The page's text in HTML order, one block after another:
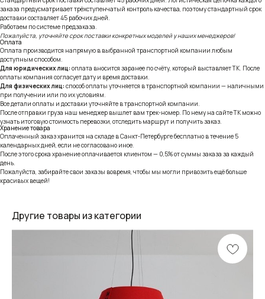
заказа предусматривает трёхступенчатый контроль качества, поэтому стандартный срок
доставки составляет 45 рабочих дней.
Работаем по системе предзаказа.
Пожалуйста, уточняйте срок поставки конкретных моделей у наших менеджеров!
Оплата
Оплата производится напрямую в выбранной транспортной компании любым
доступным способом.
Для юридических лиц: оплата вносится заранее по счёту, который выставляет ТК. После
оплаты компания согласует дату и время доставки.
Для физических лиц: способ оплаты уточняется в транспортной компании — наличными
при получении или по их условиям.
Все детали оплаты и доставки уточняйте в транспортной компании.
После отправки груза наш менеджер вышлет вам трек-номер. По нему на сайте ТК можно
узнать итоговую стоимость перевозки, отследить маршрут и получить заказ.
Хранение товара
Оплаченный заказ хранится на складе в Санкт-Петербурге бесплатно в течение 5
календарных дней, если не согласовано иное.
После этого срока хранение оплачивается клиентом — 0,5% от суммы заказа за каждый
день.
Пожалуйста, забирайте свои заказы вовремя, чтобы мы могли привозить ещё больше
красивых вещей!
Другие товары из категории